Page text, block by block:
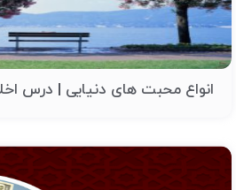
انواع محبت های دنیایی | درس